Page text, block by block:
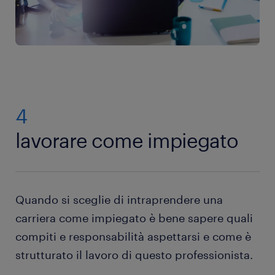
4
lavorare come impiegato
Quando si sceglie di intraprendere una
carriera come impiegato è bene sapere quali
compiti e responsabilità aspettarsi e come è
strutturato il lavoro di questo professionista.